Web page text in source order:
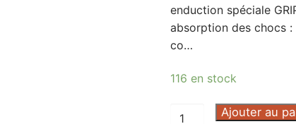
enduction spéciale
absorption des chocs
co…
116 en stock
quantité
Ajouter au